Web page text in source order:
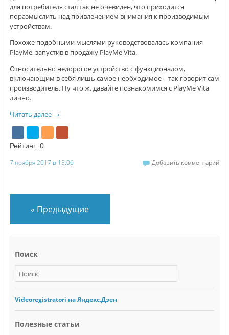
для потребителя стал так не очевиден, что приходится
поразмыслить над привлечением внимания к производимым
устройствам.
Похоже подобными мыслями руководствовалась компания
PlayMe, запустив в продажу PlayMe Vita.
Относительно недорогое устройство с функционалом,
включающим в себя лишь самое необходимое – так говорит сам
производитель. Ну что ж, давайте познакомимся с PlayMe Vita
лично.
Читать далее →
Рейтинг: 0
7 ноября 2017 в 15:06 Добавить комментарий
« Предыдущие
Поиск
Videoregistratori на Яндекс.Дзен
Полезные статьи